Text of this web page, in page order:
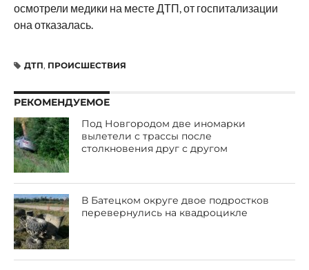
осмотрели медики на месте ДТП, от госпитализации
она отказалась.
ДТП, ПРОИСШЕСТВИЯ
РЕКОМЕНДУЕМОЕ
Под Новгородом две иномарки
вылетели с трассы после
столкновения друг с другом
В Батецком округе двое подростков
перевернулись на квадроцикле